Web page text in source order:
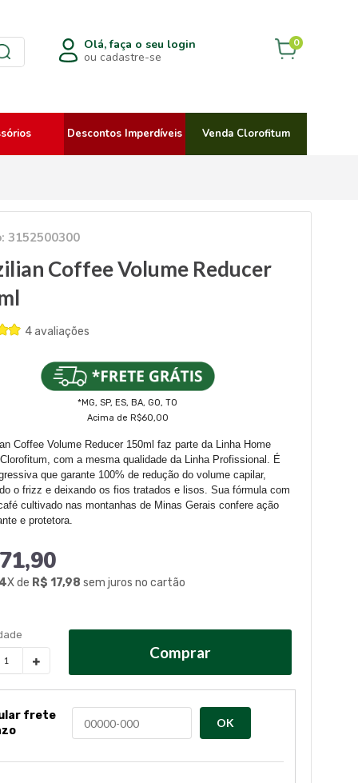
Olá, faça o seu login
ou cadastre-se
0
Descontos Imperdíveis Venda Clorofitum
3152500300
Coffee Volume Reducer
4 avaliações
*MG, SP, ES, BA, GO, TO
Acima de R$60,00
Coffee Volume Reducer 150ml faz parte da Linha Home
com a mesma qualidade da Linha Profissional. É
que garante 100% de redução do volume capilar,
o frizz e deixando os fios tratados e lisos. Sua fórmula com
cultivado nas montanhas de Minas Gerais confere ação
e protetora.
X de R$ 17,98 sem juros no cartão
Comprar
frete
OK